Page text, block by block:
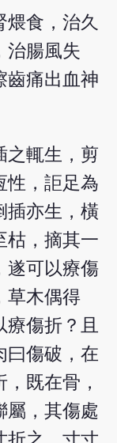
食，治久
治腸風失
齒痛出血神
之輒生，剪
性，詎足為
插亦生，橫
枯，摘其一
遂可以療傷
草木偶得
傷折？且
曰傷破，在
既在骨，
屬，其傷處